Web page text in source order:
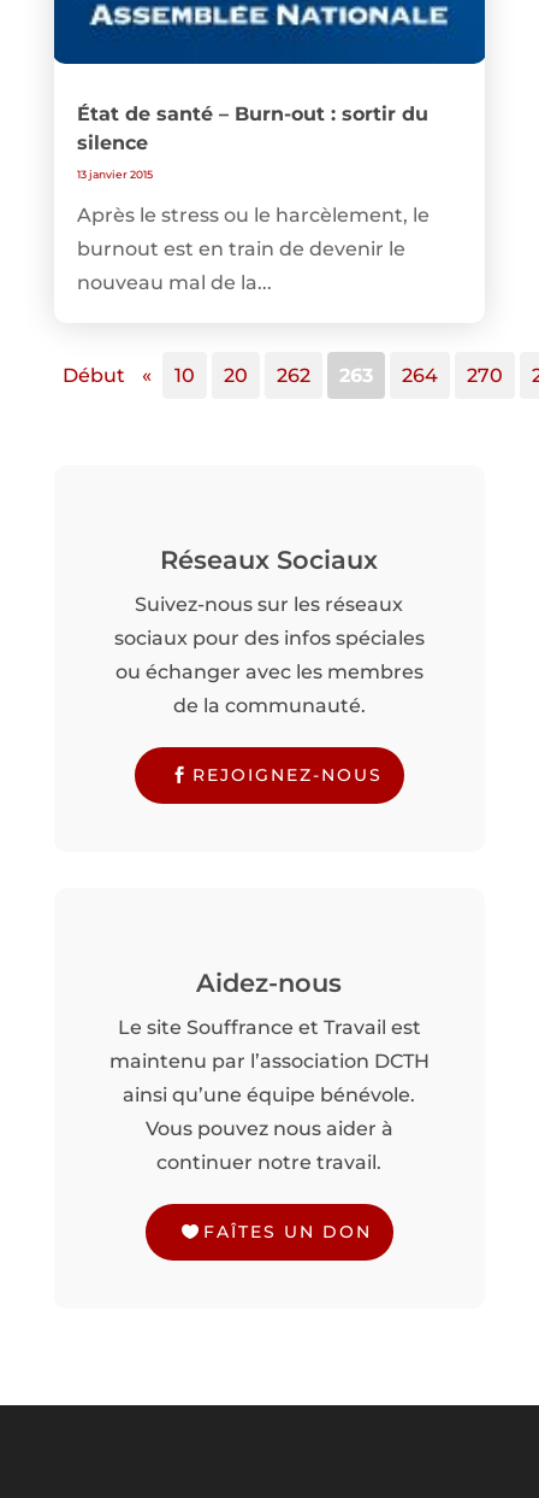
État de santé – Burn-out : sortir du
silence
13 janvier 2015
Après le stress ou le harcèlement, le
burnout est en train de devenir le
nouveau mal de la...
Début « 10 20 262 263 264 270
Réseaux Sociaux
Suivez-nous sur les réseaux
sociaux pour des infos spéciales
ou échanger avec les membres
de la communauté.
REJOIGNEZ-NOUS
Aidez-nous
Le site Souffrance et Travail est
maintenu par l’association DCTH
ainsi qu’une équipe bénévole.
Vous pouvez nous aider à
continuer notre travail.
FAÎTES UN DON